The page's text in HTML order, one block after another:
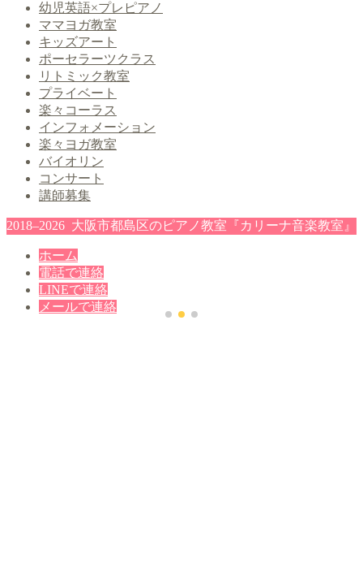
幼児英語×プレピアノ
ママヨガ教室
キッズアート
ポーセラーツクラス
リトミック教室
プライベート
楽々コーラス
インフォメーション
楽々ヨガ教室
バイオリン
コンサート
講師募集
2018–2026 大阪市都島区のピアノ教室『カリーナ音楽教室』
ホーム
電話で連絡
LINEで連絡
メールで連絡